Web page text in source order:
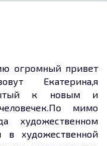
огромный привет
Екатерина,я
к новым и
мимо
художественном
в художественной